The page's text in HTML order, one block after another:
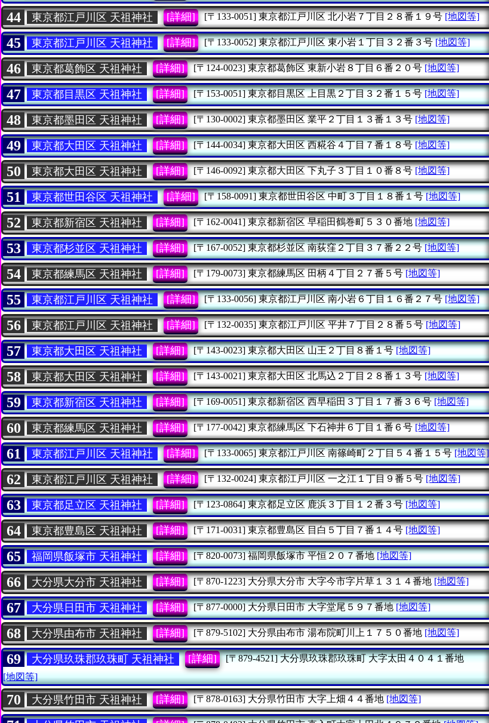
44 東京都江戸川区 天祖神社 [詳細] [〒133-0051] 東京都江戸川区北小岩７丁目２８番１９号 [地図等]
45 東京都江戸川区 天祖神社 [詳細] [〒133-0052] 東京都江戸川区東小岩１丁目３２番３号 [地図等]
46 東京都葛飾区 天祖神社 [詳細] [〒124-0023] 東京都葛飾区東新小岩８丁目６番２０号 [地図等]
47 東京都目黒区 天祖神社 [詳細] [〒153-0051] 東京都目黒区上目黒２丁目３２番１５号 [地図等]
48 東京都墨田区 天祖神社 [詳細] [〒130-0002] 東京都墨田区業平２丁目１３番１３号 [地図等]
49 東京都大田区 天祖神社 [詳細] [〒144-0034] 東京都大田区西糀谷４丁目７番１８号 [地図等]
50 東京都大田区 天祖神社 [詳細] [〒146-0092] 東京都大田区下丸子３丁目１０番８号 [地図等]
51 東京都世田谷区 天祖神社 [詳細] [〒158-0091] 東京都世田谷区中町３丁目１８番１号 [地図等]
52 東京都新宿区 天祖神社 [詳細] [〒162-0041] 東京都新宿区早稲田鶴巻町５３０番地 [地図等]
53 東京都杉並区 天祖神社 [詳細] [〒167-0052] 東京都杉並区南荻窪２丁目３７番２２号 [地図等]
54 東京都練馬区 天祖神社 [詳細] [〒179-0073] 東京都練馬区田柄４丁目２７番５号 [地図等]
55 東京都江戸川区 天祖神社 [詳細] [〒133-0056] 東京都江戸川区南小岩６丁目１６番２７号 [地図等]
56 東京都江戸川区 天祖神社 [詳細] [〒132-0035] 東京都江戸川区平井７丁目２８番５号 [地図等]
57 東京都大田区 天祖神社 [詳細] [〒143-0023] 東京都大田区山王２丁目８番１号 [地図等]
58 東京都大田区 天祖神社 [詳細] [〒143-0021] 東京都大田区北馬込２丁目２８番１３号 [地図等]
59 東京都新宿区 天祖神社 [詳細] [〒169-0051] 東京都新宿区西早稲田３丁目１７番３６号 [地図等]
60 東京都練馬区 天祖神社 [詳細] [〒177-0042] 東京都練馬区下石神井６丁目１番６号 [地図等]
61 東京都江戸川区 天祖神社 [詳細] [〒133-0065] 東京都江戸川区南篠崎町２丁目５４番１５号 [地図等]
62 東京都江戸川区 天祖神社 [詳細] [〒132-0024] 東京都江戸川区一之江１丁目９番５号 [地図等]
63 東京都足立区 天祖神社 [詳細] [〒123-0864] 東京都足立区鹿浜３丁目１２番３号 [地図等]
64 東京都豊島区 天祖神社 [詳細] [〒171-0031] 東京都豊島区目白５丁目７番１４号 [地図等]
65 福岡県飯塚市 天祖神社 [詳細] [〒820-0073] 福岡県飯塚市平恒２０７番地 [地図等]
66 大分県大分市 天祖神社 [詳細] [〒870-1223] 大分県大分市大字今市字片草１３１４番地 [地図等]
67 大分県日田市 天祖神社 [詳細] [〒877-0000] 大分県日田市大字堂尾５９７番地 [地図等]
68 大分県由布市 天祖神社 [詳細] [〒879-5102] 大分県由布市湯布院町川上１７５０番地 [地図等]
69 大分県玖珠郡玖珠町 天祖神社 [詳細] [〒879-4521] 大分県玖珠郡玖珠町大字太田４０４１番地
[地図等]
70 大分県竹田市 天祖神社 [詳細] [〒878-0163] 大分県竹田市大字上畑４４番地 [地図等]